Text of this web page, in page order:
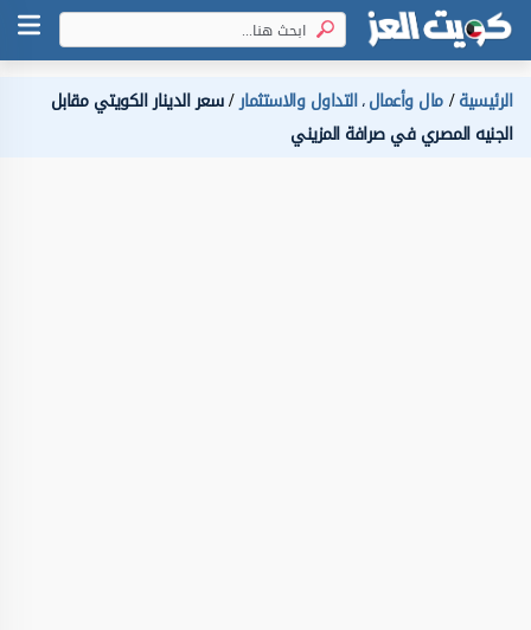
الرئيسية مال وأعمال،التداول والاستثمار سعر الدينار الكويتي مقابل
الجنيه المصري في صرافة المزيني